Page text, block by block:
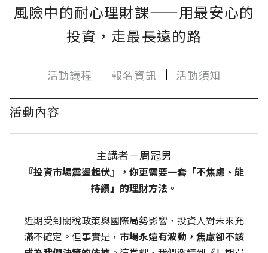
風險中的耐心理財課——用最安心的
投資，走最長遠的路
活動議程 報名資訊 活動須知
活動內容
主講者－周冠男
『投資市場震盪起伏』，你更需要一套「不焦慮、能
持續」的理財方法。
近期受到關稅政策與國際局勢影響，投資人對未來充
滿不確定。但事實是， 市場永遠有波動，焦慮卻不該